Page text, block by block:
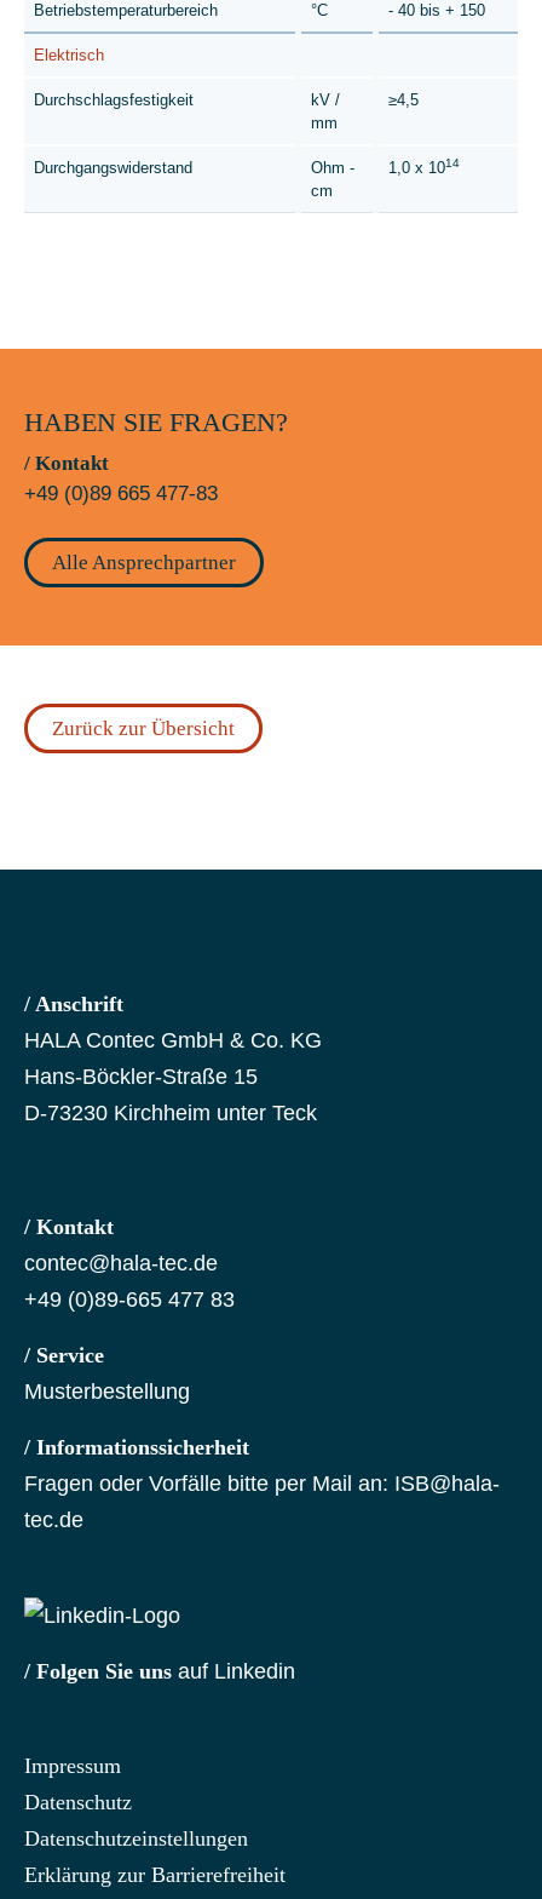
Betriebstemperaturbereich °C - 40 bis + 150
Elektrisch
Durchschlagsfestigkeit
kV /
mm
≥4,5
Durchgangswiderstand
Ohm -
cm
1,0 x 1014
HABEN SIE FRAGEN?
/ Kontakt
+49 (0)89 665 477-83
Alle Ansprechpartner
Zurück zur Übersicht
/ Anschrift
HALA Contec GmbH & Co. KG
Hans-Böckler-Straße 15
D-73230 Kirchheim unter Teck
/ Kontakt
contec@hala-tec.de
+49 (0)89-665 477 83
/ Service
Musterbestellung
/ Informationssicherheit
Fragen oder Vorfälle bitte per Mail an: ISB@hala-
tec.de
/ Folgen Sie uns auf Linkedin
Impressum
Datenschutz
Datenschutzeinstellungen
Erklärung zur Barrierefreiheit